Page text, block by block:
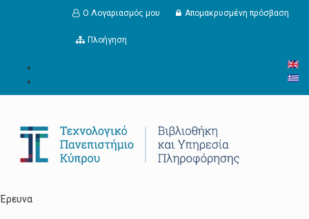
Παράκαμψη προς το κυρίως περιεχόμενο
Ο Λογαριασμός μου Απομακρυσμένη πρόσβαση
Πλοήγηση
Έρευνα